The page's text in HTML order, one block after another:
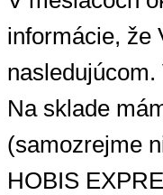
informácie, že
Na sklade
(samozrejme
HOBIS